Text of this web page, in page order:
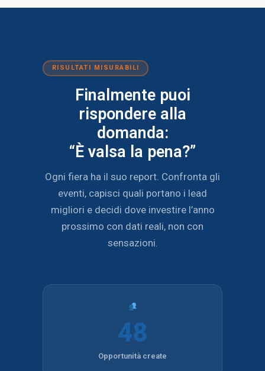
RISULTATI MISURABILI
Finalmente puoi
rispondere alla
domanda:
“È valsa la pena?”
Ogni fiera ha il suo report. Confronta gli
eventi, capisci quali portano i lead
migliori e decidi dove investire l’anno
prossimo con dati reali, non con
sensazioni.
48
Opportunità create